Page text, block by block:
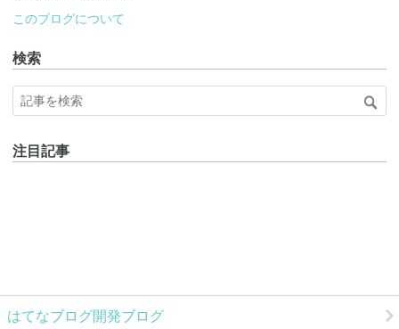
このブログについて
検索
注目記事
はてなブログ開発ブログ